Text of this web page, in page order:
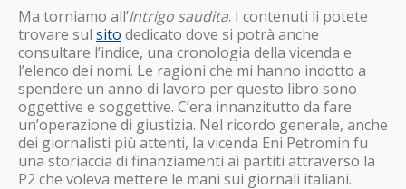
Ma torniamo all’Intrigo saudita. I contenuti li potete
trovare sul sito dedicato dove si potrà anche
consultare l’indice, una cronologia della vicenda e
l’elenco dei nomi. Le ragioni che mi hanno indotto a
spendere un anno di lavoro per questo libro sono
oggettive e soggettive. C’era innanzitutto da fare
un’operazione di giustizia. Nel ricordo generale, anche
dei giornalisti più attenti, la vicenda Eni Petromin fu
una storiaccia di finanziamenti ai partiti attraverso la
P2 che voleva mettere le mani sui giornali italiani.